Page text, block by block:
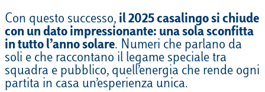
Con questo successo, il 2025 casalingo si chiude
con un dato impressionante: una sola sconfitta
in tutto l’anno solare. Numeri che parlano da
soli e che raccontano il legame speciale tra
squadra e pubblico, quell’energia che rende ogni
partita in casa un’esperienza unica.